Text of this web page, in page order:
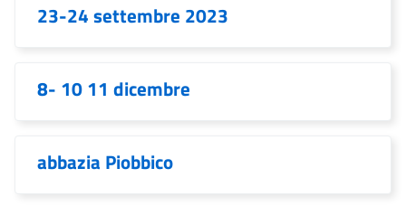
23-24 settembre 2023
8- 10 11 dicembre
abbazia Piobbico